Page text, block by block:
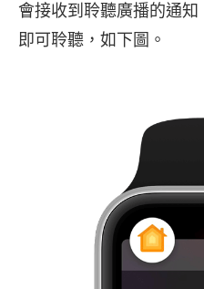
會接收到聆聽廣播的通知
即可聆聽，如下圖。